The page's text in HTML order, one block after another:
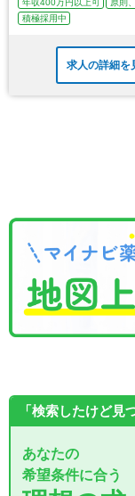
積極採用中
求人の詳細を
「検索したけど見
あなたの
希望条件に合う